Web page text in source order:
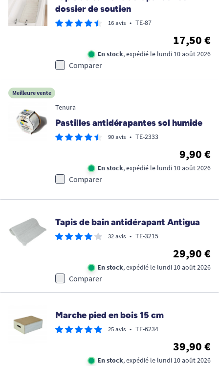
dossier de soutien
16 avis • TE-87
17,50 €
En stock, expédié le lundi 10 août 2026
Comparer
Meilleure vente
Tenura
Pastilles antidérapantes sol humide
90 avis • TE-2333
9,90 €
En stock, expédié le lundi 10 août 2026
Comparer
Tapis de bain antidérapant Antigua
32 avis • TE-3215
29,90 €
En stock, expédié le lundi 10 août 2026
Comparer
Marche pied en bois 15 cm
25 avis • TE-6234
39,90 €
En stock, expédié le lundi 10 août 2026